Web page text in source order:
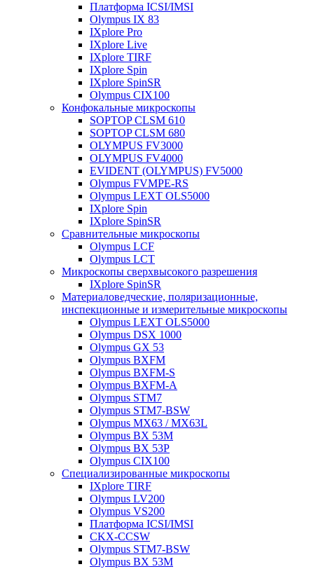
Платформа ICSI/IMSI
Olympus IX 83
IXplore Pro
IXplore Live
IXplore TIRF
IXplore Spin
IXplore SpinSR
Olympus CIX100
Конфокальные микроскопы
SOPTOP CLSM 610
SOPTOP CLSM 680
OLYMPUS FV3000
OLYMPUS FV4000
EVIDENT (OLYMPUS) FV5000
Olympus FVMPE-RS
Olympus LEXT OLS5000
IXplore Spin
IXplore SpinSR
Сравнительные микроскопы
Olympus LCF
Olympus LCT
Микроскопы сверхвысокого разрешения
IXplore SpinSR
Материаловедческие, поляризационные,
инспекционные и измерительные микроскопы
Olympus LEXT OLS5000
Olympus DSX 1000
Olympus GX 53
Olympus BXFM
Olympus BXFM-S
Olympus BXFM-A
Olympus STM7
Olympus STM7-BSW
Olympus MX63 / MX63L
Olympus BX 53M
Olympus BX 53P
Olympus CIX100
Специализированные микроскопы
IXplore TIRF
Olympus LV200
Olympus VS200
Платформа ICSI/IMSI
CKX-CCSW
Olympus STM7-BSW
Olympus BX 53M